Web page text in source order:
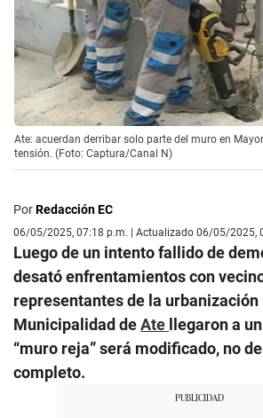
Ate: acuerdan derribar solo parte del muro en
tensión. (Foto: Captura/Canal N)
PorRedacción EC
06/05/2025, 07:18 p.m. | Actualizado 06/05/2025,
Luego de un intento fallido de
desató enfrentamientos con
representantes de la urbanización
Municipalidad deAte llegaron a
“muro reja” será modificado, no
completo.